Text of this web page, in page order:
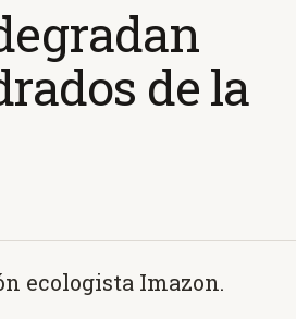
de la
ecologista Imazon.